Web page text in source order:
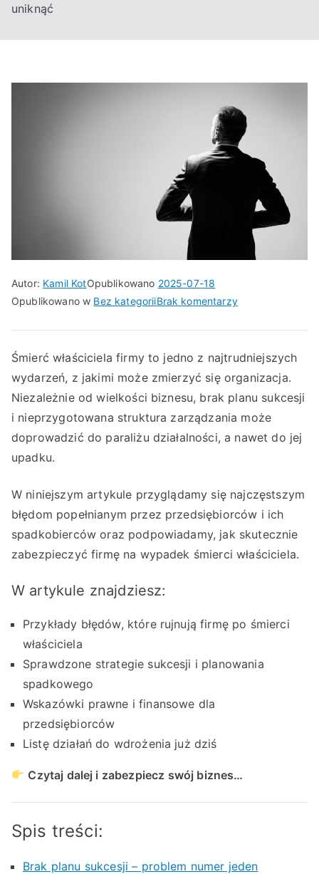
uniknąć
Autor: Kamil KotOpublikowano 2025-07-18
Opublikowano w Bez kategoriiBrak komentarzydo
firmy:
najczęstsze
jak
ich
Śmierć właściciela firmy to jedno z najtrudniejszych
wydarzeń, z jakimi może zmierzyć się organizacja.
Niezależnie od wielkości biznesu, brak planu sukcesji
i nieprzygotowana struktura zarządzania może
doprowadzić do paraliżu działalności, a nawet do jej
upadku.
W niniejszym artykule przyglądamy się najczęstszym
błędom popełnianym przez przedsiębiorców i ich
spadkobierców oraz podpowiadamy, jak skutecznie
zabezpieczyć firmę na wypadek śmierci właściciela.
W artykule znajdziesz:
Przykłady błędów, które rujnują firmę po śmierci
właściciela
Sprawdzone strategie sukcesji i planowania
spadkowego
Wskazówki prawne i finansowe dla
przedsiębiorców
Listę działań do wdrożenia już dziś
Czytaj dalej i zabezpiecz swój biznes…
Spis treści:
Brak planu sukcesji – problem numer jeden